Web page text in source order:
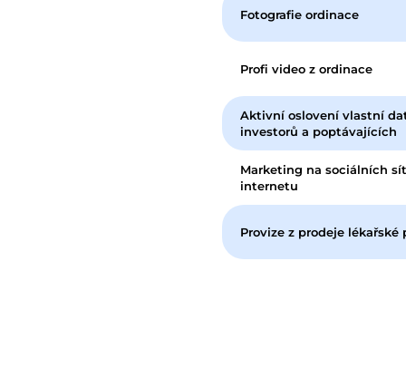
Fotografie ordinace
Profi video z ordinace
Aktivní oslovení vlastní
investorů a poptávajících
Marketing na sociálních
internetu
Provize z prodeje lékařské